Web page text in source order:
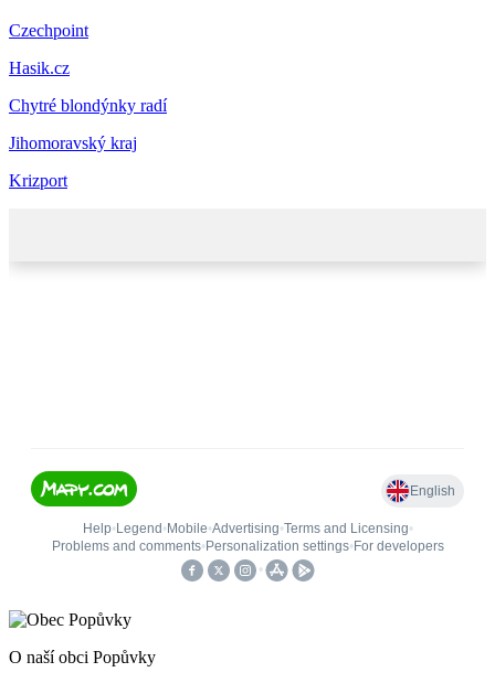
Czechpoint
Hasik.cz
Chytré blondýnky radí
Jihomoravský kraj
Krizport
O naší obci Popůvky